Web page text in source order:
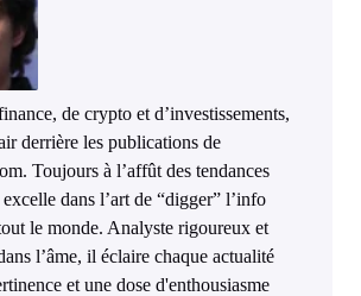
de crypto et d’investissements,
derrière les publications de
Toujours à l’affût des tendances
dans l’art de “digger” l’info
le monde. Analyste rigoureux et
l’âme, il éclaire chaque actualité
et une dose d'enthousiasme